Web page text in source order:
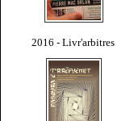
2016 - Livr'arbitres